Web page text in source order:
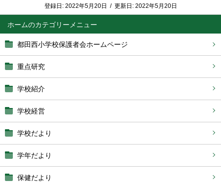
ホーム
都田西小学校保護者会ホームページ
重点研究
学校紹介
学校経営
学校だより
学年だより
保健だより
登録日: 2022年5月20日 / 更新日: 2022年5月20日